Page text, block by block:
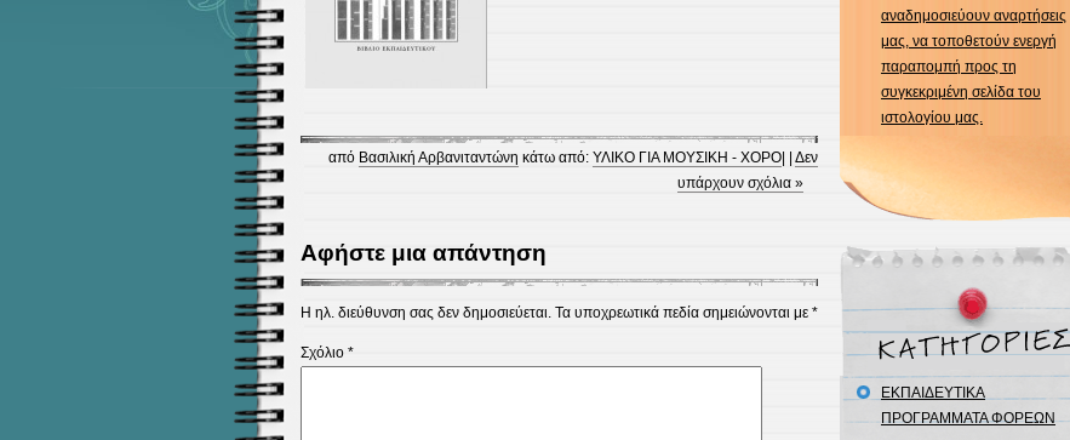
από Βασιλική Αρβανιταντώνη κάτω από: ΥΛΙΚΟ ΓΙΑ ΜΟΥΣΙΚΗ - ΧΟΡΟ| | Δεν
υπάρχουν σχόλια »
Αφήστε μια απάντηση
Η ηλ. διεύθυνση σας δεν δημοσιεύεται. Τα υποχρεωτικά πεδία σημειώνονται με *
Σχόλιο *
αναδημοσιεύουν αναρτήσεις
μας, να τοποθετούν ενεργή
παραπομπή προς τη
συγκεκριμένη σελίδα του
ιστολογίου μας.
ΕΚΠΑΙΔΕΥΤΙΚΑ
ΠΡΟΓΡΑΜΜΑΤΑ ΦΟΡΕΩΝ